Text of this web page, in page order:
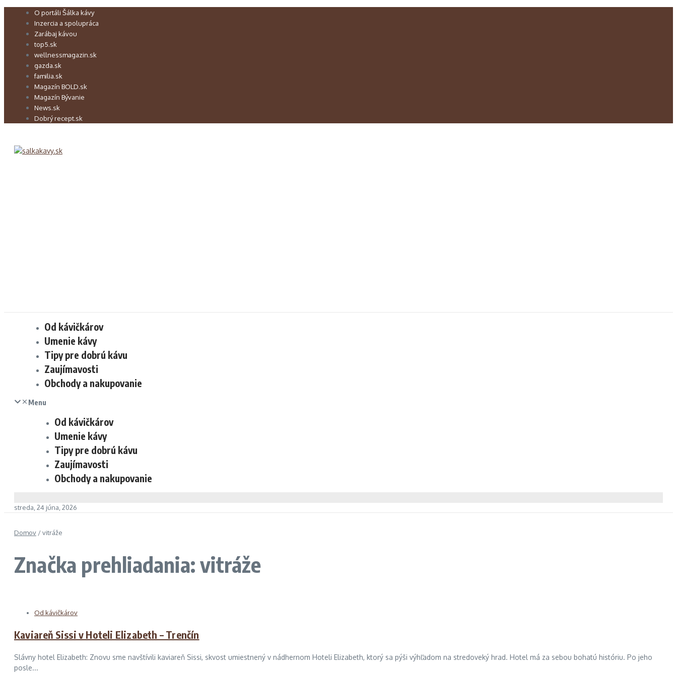
Preskočiť O portáli Šálka kávy
Inzercia a spolupráca
Zarábaj kávou
top5.sk
wellnessmagazin.sk
gazda.sk
familia.sk
Magazín BOLD.sk
Magazín Bývanie
News.sk
Dobrý recept.sk
Od kávičkárov
Umenie kávy
Tipy pre dobrú kávu
Zaujímavosti
Obchody a nakupovanie
Menu
Od kávičkárov
Umenie kávy
Tipy pre dobrú kávu
Zaujímavosti
Obchody a nakupovanie
streda, 24 júna, 2026
Domov /vitráže
Značka prehliadania: vitráže
Od kávičkárov
Kaviareň Sissi v Hoteli Elizabeth – Trenčín
Slávny hotel Elizabeth: Znovu sme navštívili kaviareň Sissi, skvost umiestnený v nádhernom Hoteli Elizabeth, ktorý sa pýši výhľadom na stredoveký hrad. Hotel má za sebou bohatú históriu. Po jeho
posle...